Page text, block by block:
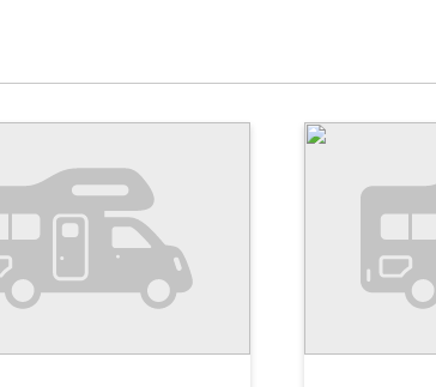
Lurer du på noe? Spør!
Sted
Hva gjelder det?